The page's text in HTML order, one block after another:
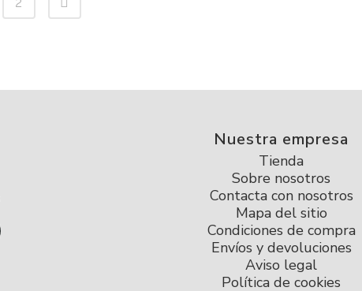
Nuestra empresa
Tienda
Sobre nosotros
Contacta con nosotros
Mapa del sitio
Condiciones de compra
Envíos y devoluciones
Aviso legal
Política de cookies